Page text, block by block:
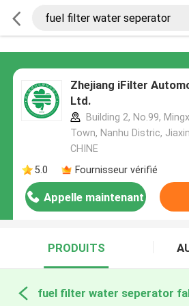
Zhejiang iFilter
Ltd.
Building 2, No.99,
Town, Nanhu Distric,
CHINE
5.0
Fournisseur vérifié
Appelle maintenant
PRODUITS